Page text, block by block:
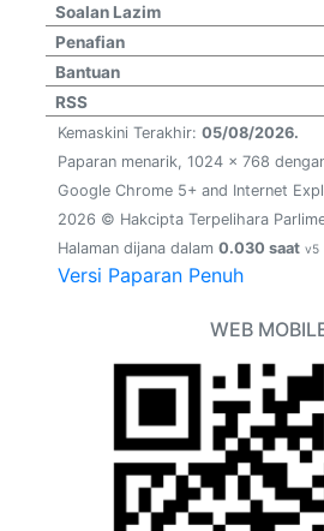
Soalan Lazim
Penafian
Bantuan
RSS
Kemaskini Terakhir: 05/08/2026.
Paparan menarik, 1024 x 768
Google Chrome 5+ and Internet
2026 © Hakcipta Terpelihara
Halaman dijana dalam 0.030 saat v5
Versi Paparan Penuh
WEB